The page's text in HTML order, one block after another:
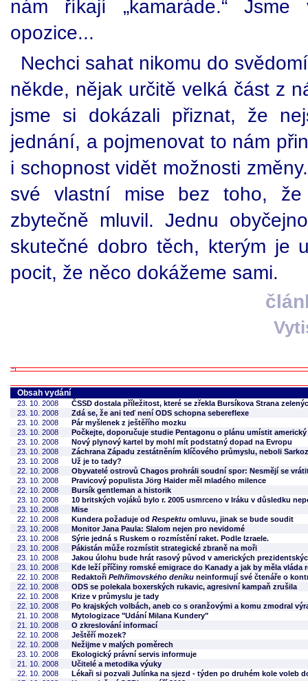
nám říkají „kamaráde.“
opozice...
Nechci sahat nikomu do
někde, nějak určitě velká část z
jsme si dokázali přiznat, že
jednání, a pojmenovat to nám
i schopnost vidět možnosti
své vlastní mise bez toho,
zbytečně mluvil. Jednu
skutečné dobro těch, kterým je
pocit, že něco dokážeme sami.
Obsah vydání
23. 10. 2008
ČSSD dostala příležitost, které se zřekla Bursíkova Strana
23. 10. 2008
Zdá se, že ani teď není ODS schopna sebereflexe
23. 10. 2008
Pár myšlenek z ještěřího mozku
23. 10. 2008
Počkejte, doporučuje studie Pentagonu o plánu umístit americký
23. 10. 2008
Nový plynový kartel by mohl mít podstatný dopad na Evropu
23. 10. 2008
Záchrana Západu zestátněním klíčového průmyslu, neboli
23. 10. 2008
Už je to tady?
22. 10. 2008
Obyvatelé ostrovů Chagos prohráli soudní spor: Nesmějí se
23. 10. 2008
Pravicový populista Jörg Haider měl mladého milence
22. 10. 2008
Bursík gentleman a historik
23. 10. 2008
10 britských vojáků bylo r. 2005 usmrceno v Iráku v důsledku
23. 10. 2008
Mise
22. 10. 2008
Kundera požaduje od Respektu omluvu, jinak se bude soudit
23. 10. 2008
Monitor Jana Paula: Slalom nejen pro nevidomé
23. 10. 2008
Sýrie jedná s Ruskem o rozmístění raket. Podle Izraele.
23. 10. 2008
Pákistán může rozmístit strategické zbraně na moři
23. 10. 2008
Jakou úlohu bude hrát rasový původ v amerických
23. 10. 2008
Kde leží příčiny romské emigrace do Kanady a jak by měla vláda
22. 10. 2008
Redaktoři Pelhřimovského deníku neinformují své čtenáře o
22. 10. 2008
ODS se polekala boxerských rukavic, agresivní kampaň zrušila
22. 10. 2008
Krize v průmyslu je tady
22. 10. 2008
Po krajských volbách, aneb co s oranžovými a komu zmodral
21. 10. 2008
Mytologizace "Udání Milana Kundery"
21. 10. 2008
O zkreslování informací
22. 10. 2008
Ještěří mozek?
22. 10. 2008
Nežijme v malých poměrech
23. 10. 2008
Ekologický právní servis informuje
21. 10. 2008
Učitelé a metodika výuky
22. 10. 2008
Lékaři si pozvali Julínka na sjezd - týden po druhém kole voleb